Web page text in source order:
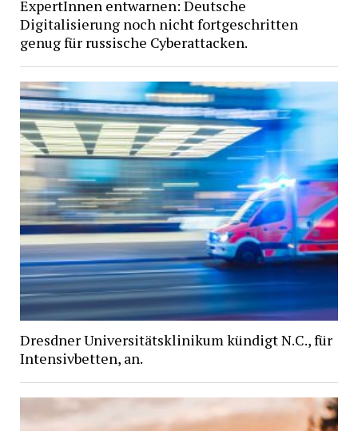
ExpertInnen entwarnen: Deutsche
Digitalisierung noch nicht fortgeschritten
genug für russische Cyberattacken.
Dresdner Universitätsklinikum kündigt N.C., für
Intensivbetten, an.